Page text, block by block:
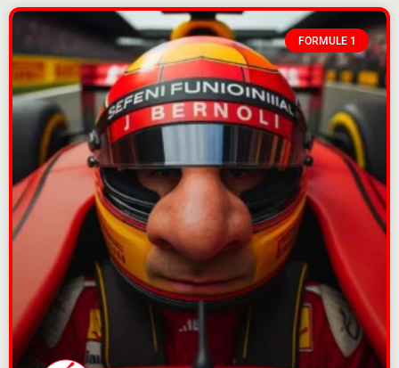
FORMULE 1